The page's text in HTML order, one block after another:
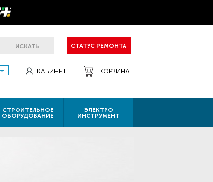
ИСКАТЬ СТАТУС РЕМОНТА
КАБИНЕТ КОРЗИНА
СТРОИТЕЛЬНОЕ
ОБОРУДОВАНИЕ
ЭЛЕКТРО
ИНСТРУМЕНТ